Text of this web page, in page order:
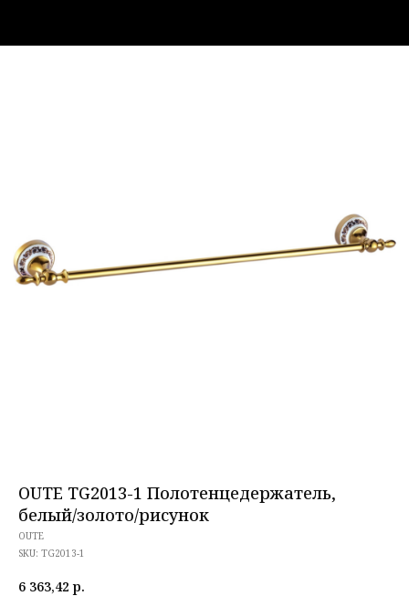
OUTE TG2013-1 Полотенцедержатель,
белый/золото/рисунок
OUTE
SKU: TG2013-1
6 363,42 р.